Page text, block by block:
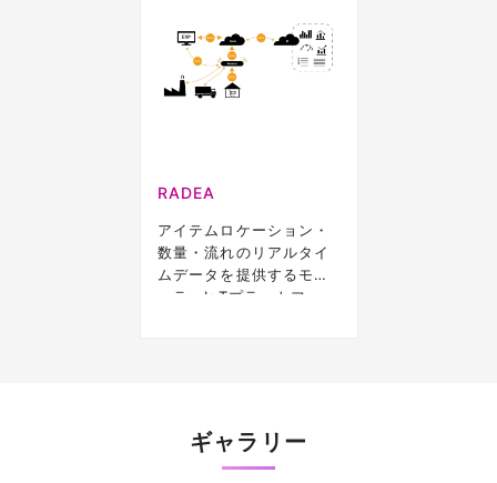
RADEA
アイテムロケーション・
数量・流れのリアルタイ
ムデータを提供するモジ
ュラーIoTプラットフォー
ギャラリー